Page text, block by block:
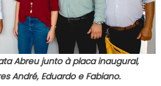
Abreu junto à placa inaugural,
André, Eduardo e Fabiano.